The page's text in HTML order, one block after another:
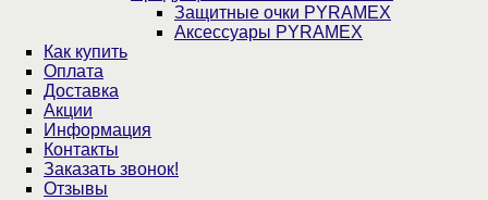
Защитные очки PYRAMEX
Аксессуары PYRAMEX
Как купить
Оплата
Доставка
Акции
Информация
Контакты
Заказать звонок!
Отзывы